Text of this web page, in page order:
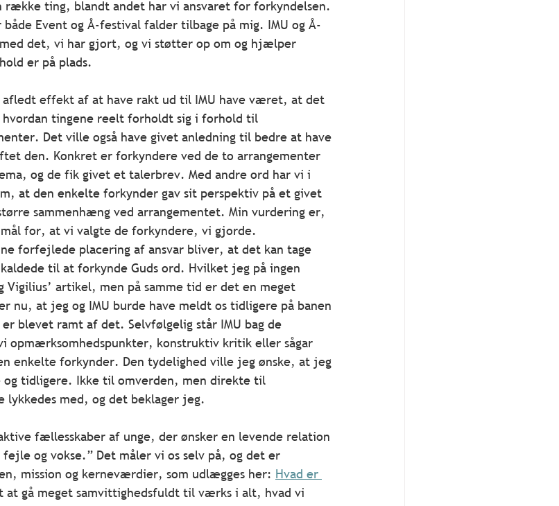
række ting, blandt andet har vi ansvaret for forkyndelsen.
Event og Å-festival falder tilbage på mig. IMU og Å-
det, vi har gjort, og vi støtter op om og hjælper
er på plads.
effekt af at have rakt ud til IMU have været, at det
tingene reelt forholdt sig i forhold til
Det ville også have givet anledning til bedre at have
den. Konkret er forkyndere ved de to arrangementer
og de fik givet et talerbrev. Med andre ord har vi i
at den enkelte forkynder gav sit perspektiv på et givet
sammenhæng ved arrangementet. Min vurdering er,
for, at vi valgte de forkyndere, vi gjorde.
forfejlede placering af ansvar bliver, at det kan tage
til at forkynde Guds ord. Hvilket jeg på ingen
artikel, men på samme tid er det en meget
nu, at jeg og IMU burde have meldt os tidligere på banen
blevet ramt af det. Selvfølgelig står IMU bag de
opmærksomhedspunkter, konstruktiv kritik eller sågar
enkelte forkynder. Den tydelighed ville jeg ønske, at jeg
og tidligere. Ikke til omverden, men direkte til
med, og det beklager jeg.
fællesskaber af unge, der ønsker en levende relation
og vokse.” Det måler vi os selv på, og det er
mission og kerneværdier, som udlægges her: Hvad er
at gå meget samvittighedsfuldt til værks i alt, hvad vi